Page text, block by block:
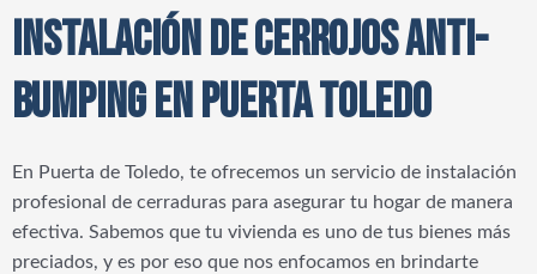
INSTALACIÓN DE CERROJOS ANTI-
BUMPING EN PUERTA TOLEDO
En Puerta de Toledo, te ofrecemos un servicio de instalación
profesional de cerraduras para asegurar tu hogar de manera
efectiva. Sabemos que tu vivienda es uno de tus bienes más
preciados, y es por eso que nos enfocamos en brindarte